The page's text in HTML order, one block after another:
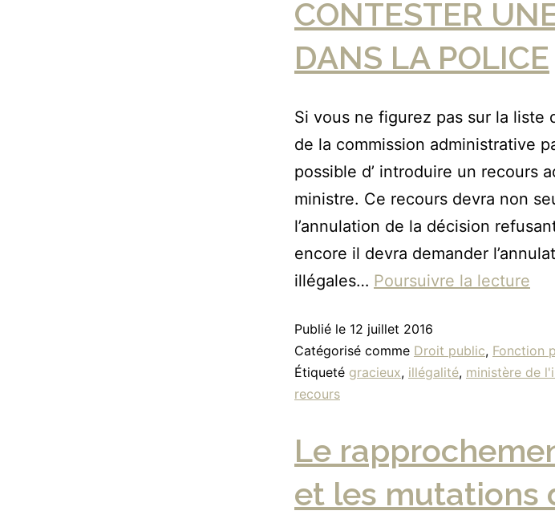
CONTESTER
DANS LA POLICE
Si vous ne figurez pas sur la liste
de la commission administrative
possible d’ introduire un recours
ministre. Ce recours devra non
l’annulation de la décision
encore il devra demander
illégales… Poursuivre la lecture
Publié le 12 juillet 2016
Catégorisé comme Droit public, Fonction
Étiqueté gracieux, illégalité, ministère de
recours
Le
et les mutations